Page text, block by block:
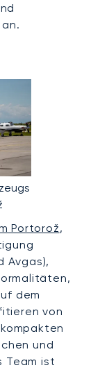
Portorož,
Avgas),
dem
von
und
Team ist